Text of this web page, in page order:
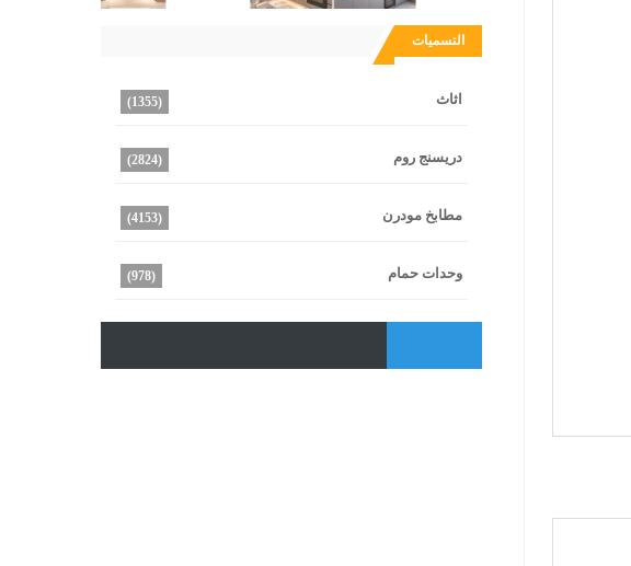
التسميات
اثاث (1355)
دريسنج روم (2824)
مطابخ مودرن (4153)
وحدات حمام (978)